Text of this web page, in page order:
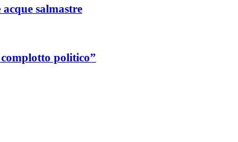
salmastre
politico”